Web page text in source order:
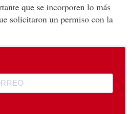
que se incorporen lo más
solicitaron un permiso con la